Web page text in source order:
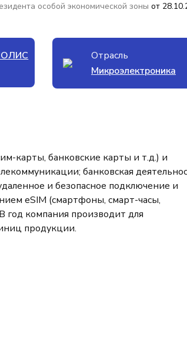
особой экономической зоны от
Отрасль
Микроэлектроника
карты, банковские карты и т.д.) и
банковская
и безопасное подключение и
eSIM (смартфоны, смарт-часы,
год компания производит для
продукции.